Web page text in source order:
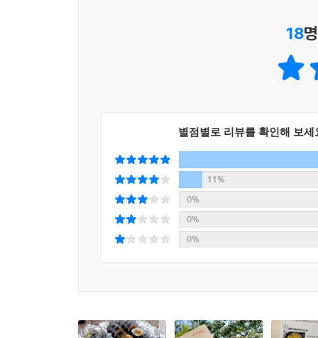
유부김밥, 짭조름한 매력 - 서울 유부김밥과 부산
유부김밥은 유부를 볶아 내지 않고 졸이는 형태
전남 완도산 100장에 28,000원 하는 최고가의
더해주었다.
김밥도 커스터마이징 하는 시대 - 성수동, 풀리김밥
지금까지의 김밥집에서는 볼 수 없었던 내 맘대
야채는 뺄 수 있도록 되어 있고, 넣고 싶은 재료
18
별점별로 리뷰를 확인해 보세
11%
0%
0%
0%